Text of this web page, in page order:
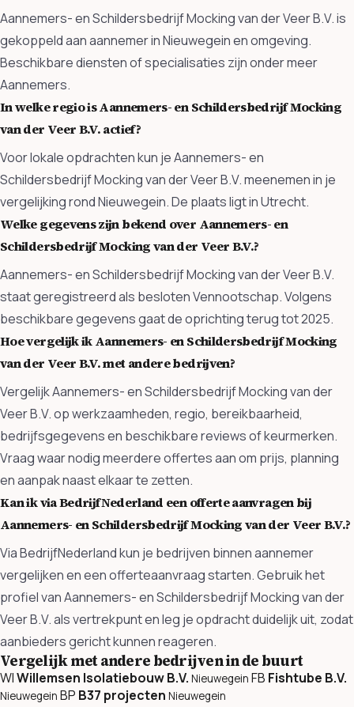
Aannemers- en Schildersbedrijf Mocking van der Veer B.V. is
gekoppeld aan aannemer in Nieuwegein en omgeving.
Beschikbare diensten of specialisaties zijn onder meer
Aannemers.
In welke regio is Aannemers- en Schildersbedrijf Mocking
van der Veer B.V. actief?
Voor lokale opdrachten kun je Aannemers- en
Schildersbedrijf Mocking van der Veer B.V. meenemen in je
vergelijking rond Nieuwegein. De plaats ligt in Utrecht.
Welke gegevens zijn bekend over Aannemers- en
Schildersbedrijf Mocking van der Veer B.V.?
Aannemers- en Schildersbedrijf Mocking van der Veer B.V.
staat geregistreerd als besloten Vennootschap. Volgens
beschikbare gegevens gaat de oprichting terug tot 2025.
Hoe vergelijk ik Aannemers- en Schildersbedrijf Mocking
van der Veer B.V. met andere bedrijven?
Vergelijk Aannemers- en Schildersbedrijf Mocking van der
Veer B.V. op werkzaamheden, regio, bereikbaarheid,
bedrijfsgegevens en beschikbare reviews of keurmerken.
Vraag waar nodig meerdere offertes aan om prijs, planning
en aanpak naast elkaar te zetten.
Kan ik via BedrijfNederland een offerte aanvragen bij
Aannemers- en Schildersbedrijf Mocking van der Veer B.V.?
Via BedrijfNederland kun je bedrijven binnen aannemer
vergelijken en een offerteaanvraag starten. Gebruik het
profiel van Aannemers- en Schildersbedrijf Mocking van der
Veer B.V. als vertrekpunt en leg je opdracht duidelijk uit, zodat
aanbieders gericht kunnen reageren.
Vergelijk met andere bedrijven in de buurt
WIWillemsen Isolatiebouw B.V. Nieuwegein FB Fishtube B.V.
Nieuwegein BP B37 projecten Nieuwegein